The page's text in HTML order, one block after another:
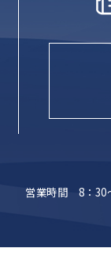
営業時間 8：30